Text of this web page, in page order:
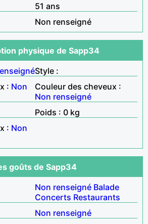
51 ans
Non renseigné
physique de Sapp34
Style :
: Non
Couleur des cheveux :
Non renseigné
Poids : 0 kg
: Non
goûts de Sapp34
Non renseigné Balade
Concerts Restaurants
Non renseigné